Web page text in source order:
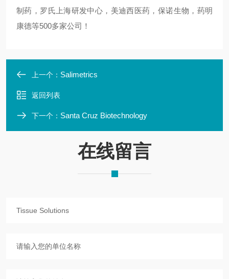
制药，罗氏上海研发中心，美迪西医药，保诺生物，药明
康德等500多家公司！
上一个： Salimetrics
返回列表
下一个： Santa Cruz Biotechnology
在线留言